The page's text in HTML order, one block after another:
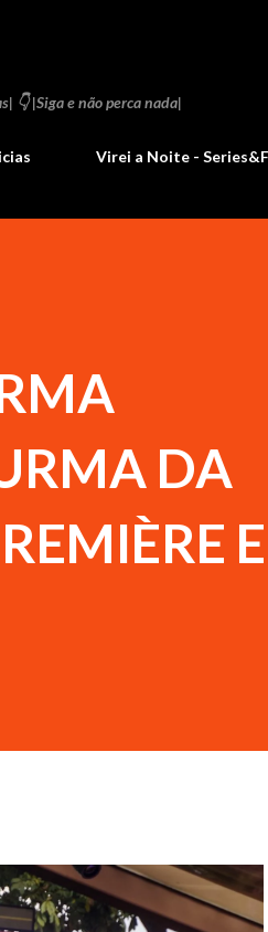
👇 |Siga e não perca nada|
Virei a Noite -
DA